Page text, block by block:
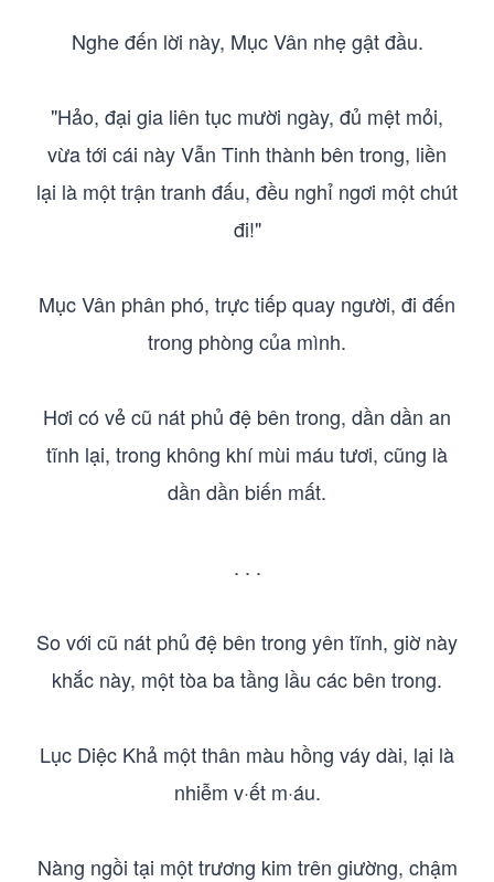
Nghe đến lời này, Mục Vân nhẹ gật đầu.
"Hảo, đại gia liên tục mười ngày, đủ mệt mỏi,
vừa tới cái này Vẫn Tinh thành bên trong, liền
lại là một trận tranh đấu, đều nghỉ ngơi một chút
đi!"
Mục Vân phân phó, trực tiếp quay người, đi đến
trong phòng của mình.
Hơi có vẻ cũ nát phủ đệ bên trong, dần dần an
tĩnh lại, trong không khí mùi máu tươi, cũng là
dần dần biến mất.
. . .
So với cũ nát phủ đệ bên trong yên tĩnh, giờ này
khắc này, một tòa ba tầng lầu các bên trong.
Lục Diệc Khả một thân màu hồng váy dài, lại là
nhiễm v·ết m·áu.
Nàng ngồi tại một trương kim trên giường, chậm